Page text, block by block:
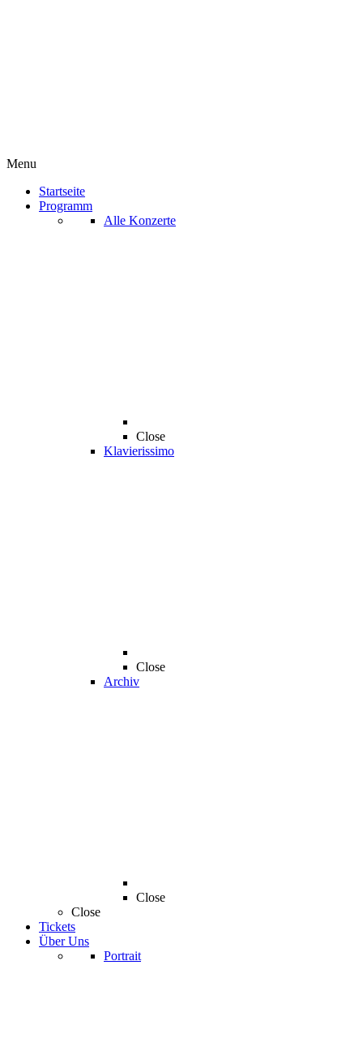
Menu
Startseite
Programm
Alle Konzerte
Close
Klavierissimo
Close
Archiv
Close
Close
Tickets
Über Uns
Portrait